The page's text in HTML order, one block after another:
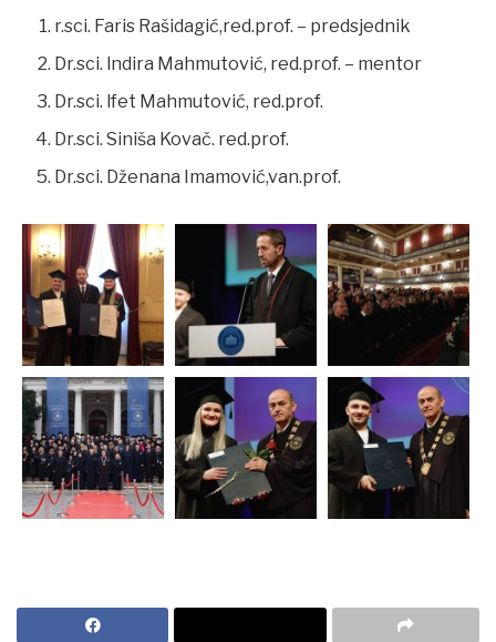
r.sci. Faris Rašidagić,red.prof. – predsjednik
Dr.sci. lndira Mahmutović, red.prof. – mentor
Dr.sci. lfet Mahmutović, red.prof.
Dr.sci. Siniša Kovač. red.prof.
Dr.sci. Dženana Imamović,van.prof.